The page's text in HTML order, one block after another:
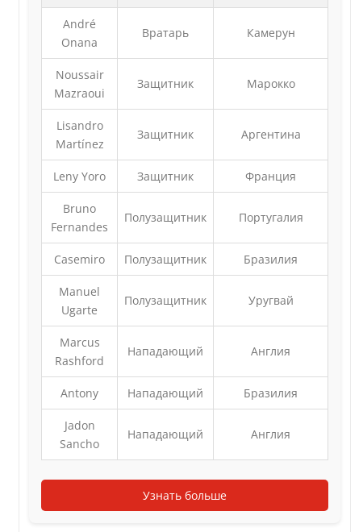
André
Onana
Вратарь Камерун
Noussair
Mazraoui
Защитник Марокко
Lisandro
Martínez
Защитник Аргентина
Leny Yoro Защитник Франция
Bruno
Fernandes
Полузащитник Португалия
Casemiro Полузащитник Бразилия
Manuel
Ugarte
Полузащитник Уругвай
Marcus
Rashford
Нападающий Англия
Antony Нападающий Бразилия
Jadon
Sancho
Нападающий Англия
Узнать больше